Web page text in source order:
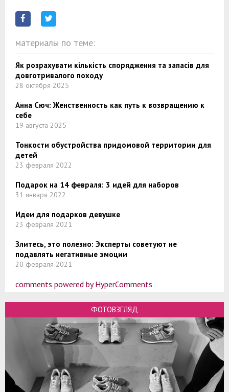
материалы по теме:
Як розрахувати кількість спорядження та запасів для
довготривалого походу
28 октября 2025
Анна Сюч: Женственность как путь к возвращению к
себе
19 августа 2025
Тонкости обустройства придомовой территории для
детей
23 февраля 2022
Подарок на 14 февраля: 3 идей для наборов
31 января 2022
Идеи для подарков девушке
23 февраля 2021
Злитесь, это полезно: Эксперты советуют не
подавлять негативные эмоции
20 февраля 2021
comments powered by HyperComments
ФОТОВЗГЛЯД